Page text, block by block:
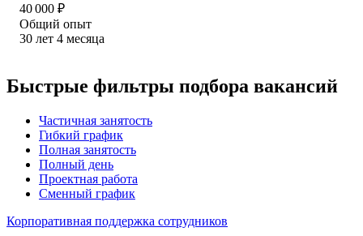
40 000 ₽
Общий опыт
30 лет 4 месяца
Быстрые фильтры подбора вакансий
Частичная занятость
Гибкий график
Полная занятость
Полный день
Проектная работа
Сменный график
Корпоративная поддержка сотрудников